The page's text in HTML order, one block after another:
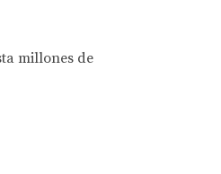
millones de